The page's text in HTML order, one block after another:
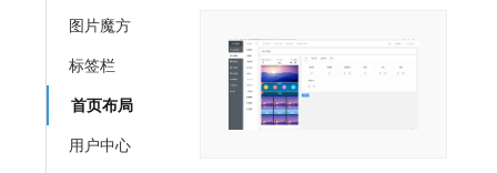
图片魔方
标签栏
首页布局
用户中心